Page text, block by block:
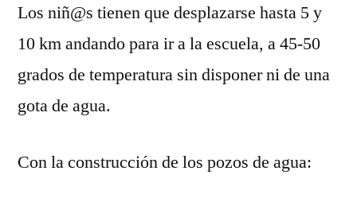
Los niñ@s tienen que desplazarse hasta 5 y
10 km andando para ir a la escuela, a 45-50
grados de temperatura sin disponer ni de una
gota de agua.
Con la construcción de los pozos de agua: